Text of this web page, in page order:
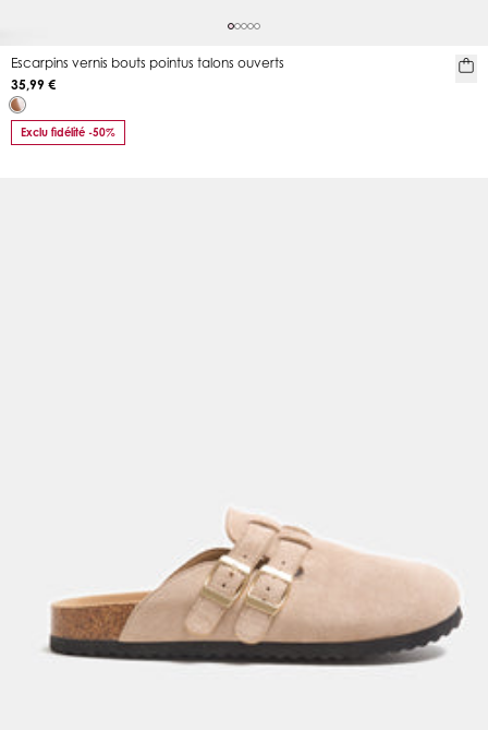
Escarpins vernis bouts pointus talons ouverts
35,99 €
Exclu fidélité -50%